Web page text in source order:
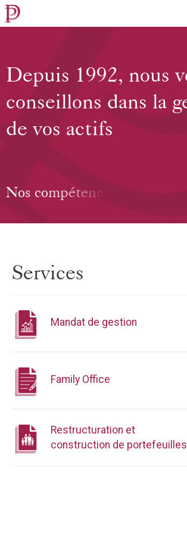
Services
Mandat de gestion
Family Office
Restructuration et
construction de portefeuilles